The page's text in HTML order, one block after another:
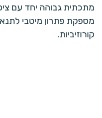
מתכתית גבוהה יחד עם
מספקת פתרון מיטבי
קורוזיביות.